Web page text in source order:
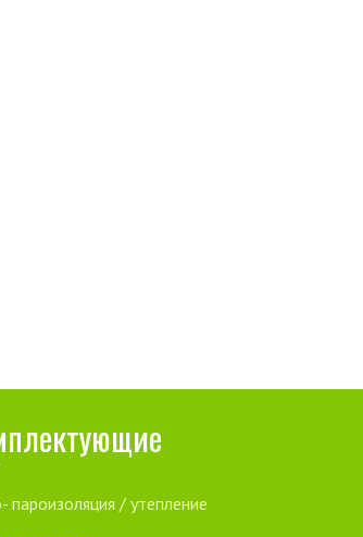
пароизоляция / утепление